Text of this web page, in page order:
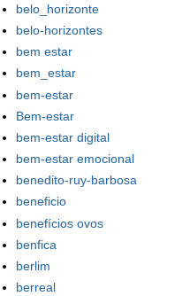
belo_horizonte
belo-horizontes
bem estar
bem_estar
bem-estar
Bem-estar
bem-estar digital
bem-estar emocional
benedito-ruy-barbosa
beneficio
benefícios ovos
benfica
berlim
berreal